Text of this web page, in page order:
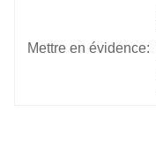
Mettre en évidence: